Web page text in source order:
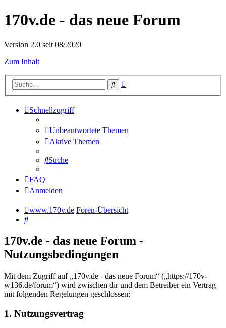
170v.de - das neue Forum
Version 2.0 seit 08/2020
Zum Inhalt
Suche
Schnellzugriff
Unbeantwortete Themen
Aktive Themen
Suche
FAQ
Anmelden
www.170v.de Foren-Übersicht
Suche
170v.de - das neue Forum -
Nutzungsbedingungen
Mit dem Zugriff auf „170v.de - das neue Forum“ („https://170v-
w136.de/forum“) wird zwischen dir und dem Betreiber ein Vertrag
mit folgenden Regelungen geschlossen:
1. Nutzungsvertrag